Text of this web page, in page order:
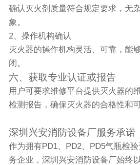
确认灭火剂质量符合规定要求，无
象。
2、操作机构确认
灭火器的操作机构灵活、可靠，能
闭。
六、获取专业认证或报告
用户可要求维修平台提供灭火器的
检测报告，确保灭火器的合格性和
深圳兴安消防设备厂服务承诺
作为拥有PD1、PD2、PD5气瓶检
务企业，深圳兴安消防设备厂始终